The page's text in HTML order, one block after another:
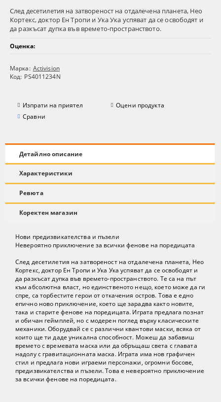
След десетилетия на затвореност на отдалечена планета, Нео
Кортекс, доктор Ен Тропи и Ука Ука успяват да се освободят и
да разкъсат дупка във времето-пространството.
Оценка:
Марка: Activision
Код: PS4011234N
Изпрати на приятел
Оцени продукта
Сравни
Детайлно описание
Характеристики
Ревюта
Коректен магазин
Нови предизвикателства и пъзели
Невероятно приключение за всички фенове на поредицата
След десетилетия на затвореност на отдалечена планета, Нео
Кортекс, доктор Ен Тропи и Ука Ука успяват да се освободят и
да разкъсат дупка във времето-пространството. Те са на път
към абсолютна власт, но единственото нещо, което може да ги
спре, са торбестите герои от откачения остров. Това е едно
епично ново приключение, което ще зарадва както новите,
така и старите фенове на поредицата. Играта предлага познат
и обичан геймплей, но с модерен поглед върху класическите
механики. Оборудвай се с различни квантови маски, всяка от
които ще ти даде уникална способност. Можеш да забавиш
времето с времевата маска или да обръщаш света с главата
надолу с гравитационната маска. Играта има нов графичен
стил и предлага нови играеми персонажи, огромни босове,
предизвикателства и пъзели. Това е невероятно приключение
за всички фенове на поредицата.